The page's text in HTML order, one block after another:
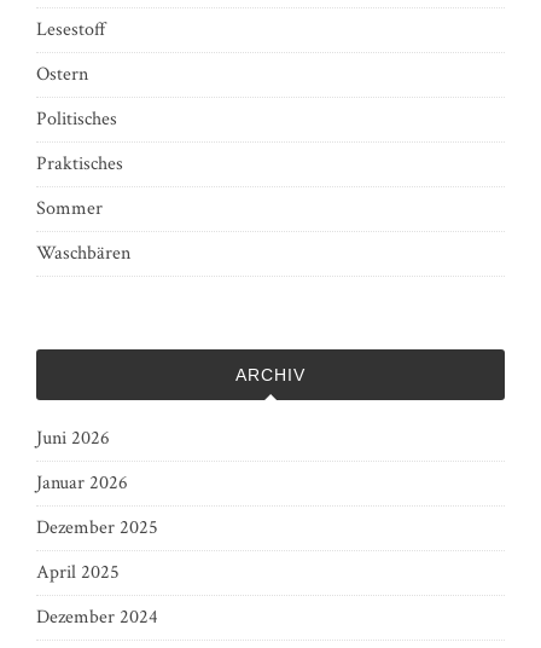
Lesestoff
Ostern
Politisches
Praktisches
Sommer
Waschbären
ARCHIV
Juni 2026
Januar 2026
Dezember 2025
April 2025
Dezember 2024